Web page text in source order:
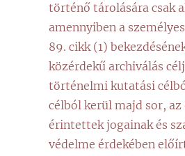
történő tárolására csak
amennyiben a
89. cikk (1)
közérdekű archiválás
történelmi kutatási
célból kerül majd sor, az
érintettek jogainak és
védelme érdekében